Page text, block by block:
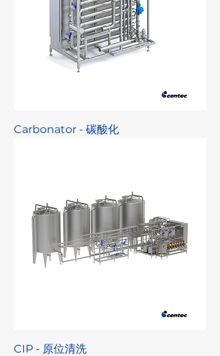
Carbonator - 碳酸化
CIP - 原位清洗